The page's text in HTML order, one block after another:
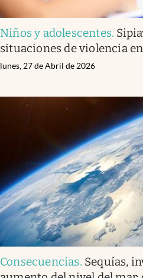
Niños y adolescentes.
situaciones de violencia
lunes, 27 de Abril de 2026
Consecuencias. Sequías,